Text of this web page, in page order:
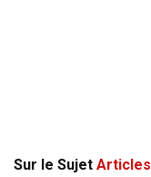
Sur le Sujet Articles